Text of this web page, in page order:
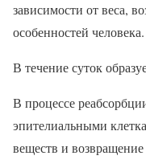
зависимости от веса,
особенностей человека.
В течение суток
В процессе
эпителиальными
веществ и